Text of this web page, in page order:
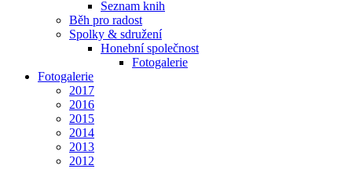
Seznam knih
Běh pro radost
Spolky & sdružení
Honební společnost
Fotogalerie
Fotogalerie
2017
2016
2015
2014
2013
2012